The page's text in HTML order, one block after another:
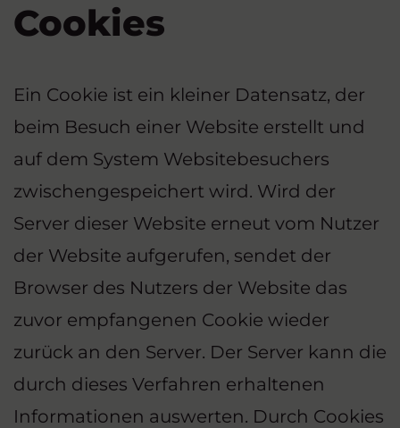
Cookies
Ein Cookie ist ein kleiner Datensatz, der
beim Besuch einer Website erstellt und
auf dem System Websitebesuchers
zwischengespeichert wird. Wird der
Server dieser Website erneut vom Nutzer
der Website aufgerufen, sendet der
Browser des Nutzers der Website das
zuvor empfangenen Cookie wieder
zurück an den Server. Der Server kann die
durch dieses Verfahren erhaltenen
Informationen auswerten. Durch Cookies